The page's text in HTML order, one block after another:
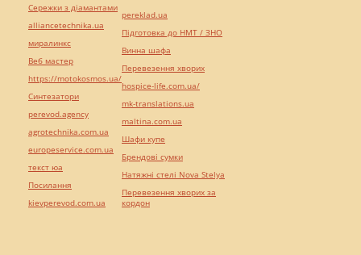
Сережки з діамантами
alliancetechnika.ua
миралинкс
Веб мастер
https://motokosmos.ua/
Синтезатори
perevod.agency
agrotechnika.com.ua
europeservice.com.ua
текст юа
Посилання
kievperevod.com.ua
pereklad.ua
Підготовка до НМТ / ЗНО
Винна шафа
Перевезення хворих
hospice-life.com.ua/
mk-translations.ua
maltina.com.ua
Шафи купе
Брендові сумки
Натяжні стелі Nova Stelya
Перевезення хворих за
кордон